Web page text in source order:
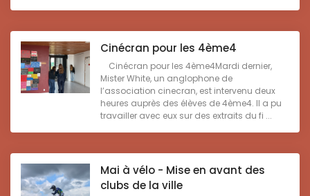
Cinécran pour les 4ème4
Cinécran pour les 4ème4Mardi dernier,
Mister White, un anglophone de
l’association cinecran, est intervenu deux
heures auprès des élèves de 4ème4. Il a pu
travailler avec eux sur des extraits du fi ...
Mai à vélo - Mise en avant des
clubs de la ville